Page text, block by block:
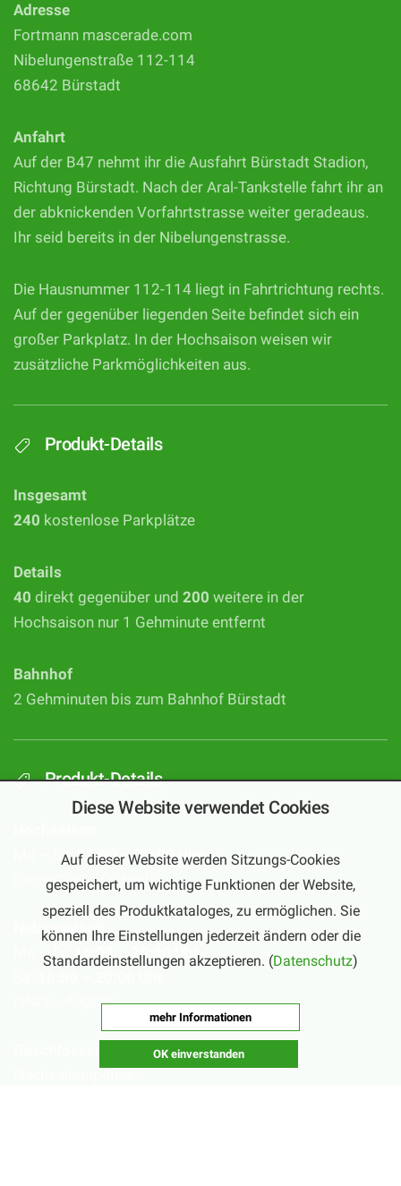
Adresse
Fortmann mascerade.com
Nibelungenstraße 112-114
68642 Bürstadt
Anfahrt
Auf der B47 nehmt ihr die Ausfahrt Bürstadt Stadion,
Richtung Bürstadt. Nach der Aral-Tankstelle fahrt ihr an
der abknickenden Vorfahrtstrasse weiter geradeaus.
Ihr seid bereits in der Nibelungenstrasse.
Die Hausnummer 112-114 liegt in Fahrtrichtung rechts.
Auf der gegenüber liegenden Seite befindet sich ein
großer Parkplatz. In der Hochsaison weisen wir
zusätzliche Parkmöglichkeiten aus.
Produkt-Details
Insgesamt
240 kostenlose Parkplätze
Details
40 direkt gegenüber und 200 weitere in der
Hochsaison nur 1 Gehminute entfernt
Bahnhof
2 Gehminuten bis zum Bahnhof Bürstadt
Produkt-Details
Mo – Sa:10:00 – 20:00 Uhr
(September – Februar)
Nebensaison
Mo – Fr:
16:00 – 20:00 Uhr
(März – August)
Diese Website verwendet Cookies
Auf dieser Website werden Sitzungs-Cookies
gespeichert, um wichtige Funktionen der Website,
speziell des Produktkataloges, zu ermöglichen. Sie
können Ihre Einstellungen jederzeit ändern oder die
Standardeinstellungen akzeptieren. (Datenschutz)
mehr Informationen
OK einverstanden